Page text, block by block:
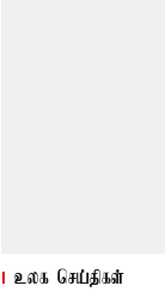
உலக செய்திகள்